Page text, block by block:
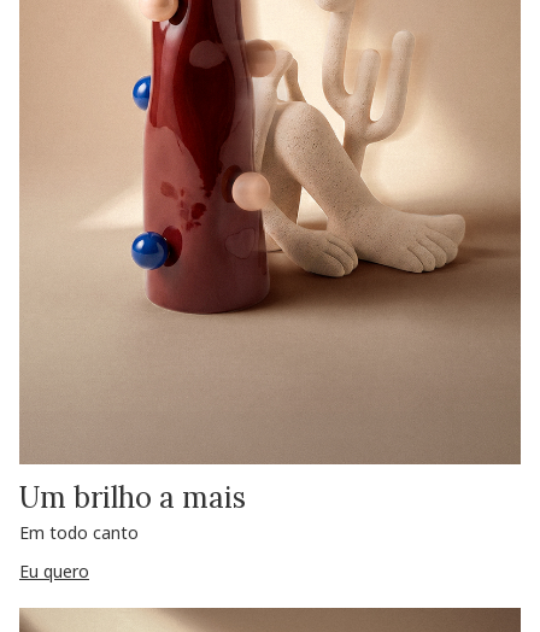
Um brilho a mais
Em todo canto
Eu quero